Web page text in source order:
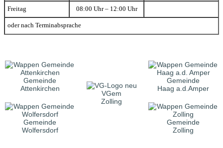
Freitag 08:00 Uhr – 12:00 Uhr
oder nach Terminabsprache
Gemeinde
Attenkirchen
VGem
Zolling
Gemeinde
Haag a.d.Amper
Gemeinde
Wolfersdorf
Gemeinde
Zolling